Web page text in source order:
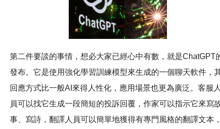
第二件要談的事情，想必大家已經心中有數，就是ChatGPT
發布。它是使用強化學習訓練模型來生成的一個聊天軟件，
回應方式比一般AI來得人性化，應用場景也更為廣泛。客服
員可以找它生成一段簡短的投訴回覆，作家可以指示它來寫
事、寫詩，翻譯人員可以簡單地獲得有專門風格的翻譯文本